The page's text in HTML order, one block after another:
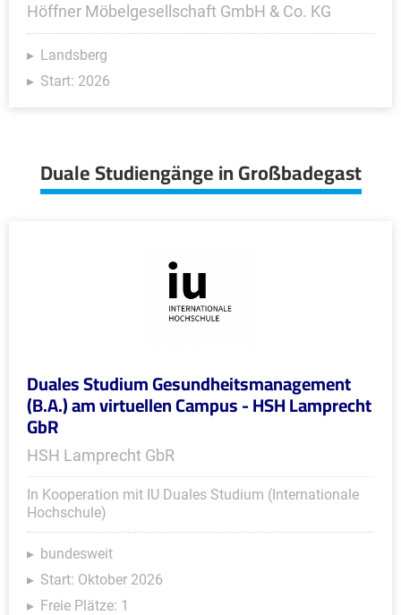
Höffner Möbelgesellschaft GmbH & Co. KG
Landsberg
Start: 2026
Duale Studiengänge in Großbadegast
Duales Studium Gesundheitsmanagement
(B.A.) am virtuellen Campus - HSH Lamprecht
GbR
HSH Lamprecht GbR
In Kooperation mit IU Duales Studium (Internationale
Hochschule)
bundesweit
Start: Oktober 2026
Freie Plätze: 1